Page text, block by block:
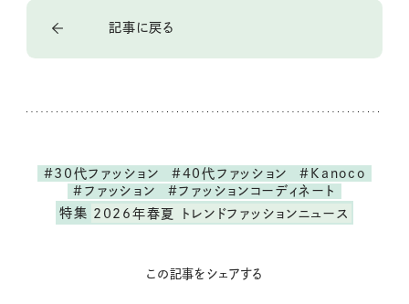
記事に戻る
#30代ファッション #40代ファッション
#Kanoco
#ファッション
#ファッションコーディネート
特集 2026年春夏 トレンドファッションニュース
この記事をシェアする